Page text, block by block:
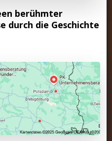
berühmter
durch die Geschichte